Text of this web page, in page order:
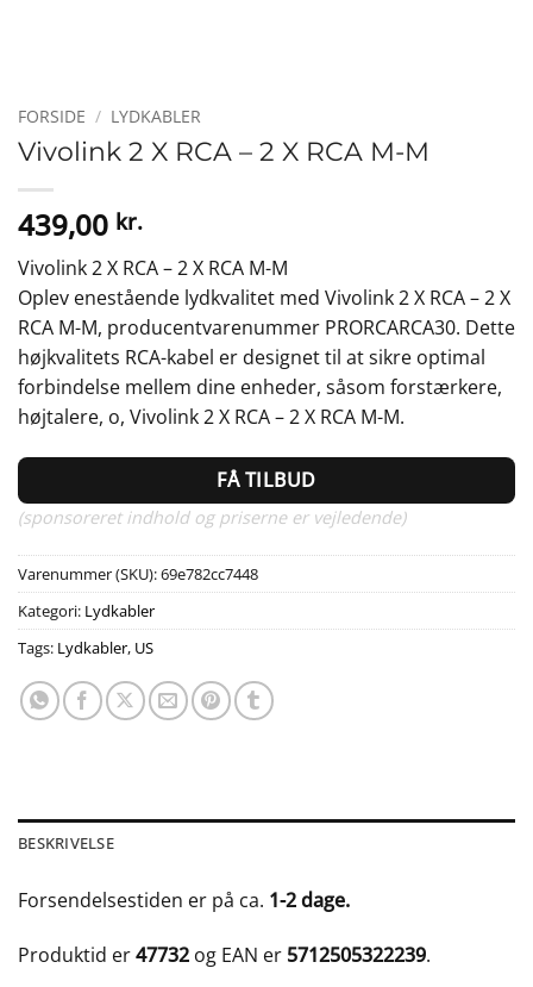
FORSIDE / LYDKABLER
Vivolink 2 X RCA – 2 X RCA M-M
439,00 kr.
Vivolink 2 X RCA – 2 X RCA M-M
Oplev enestående lydkvalitet med Vivolink 2 X RCA – 2 X
RCA M-M, producentvarenummer PRORCARCA30. Dette
højkvalitets RCA-kabel er designet til at sikre optimal
forbindelse mellem dine enheder, såsom forstærkere,
højtalere, o, Vivolink 2 X RCA – 2 X RCA M-M.
FÅ TILBUD
(sponsoreret indhold og priserne er vejledende)
Varenummer (SKU):69e782cc7448
Kategori: Lydkabler
Tags: Lydkabler, US
BESKRIVELSE
Forsendelsestiden er på ca. 1-2 dage.
Produktid er47732 og EAN er 5712505322239.